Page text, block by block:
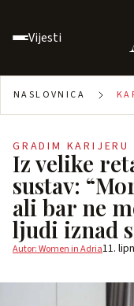
Vijesti
NASLOVNICA
GRADIM
Iz velike
sustav:
ali bar ne
ljudi iznad
Autor: Women in Adria11.